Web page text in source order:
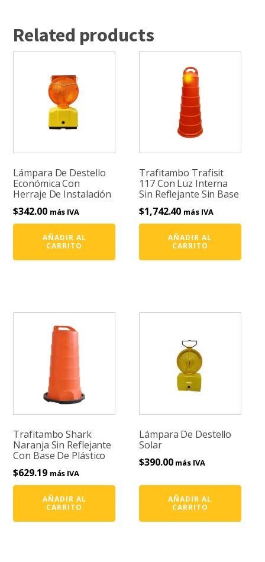
Related products
Lámpara De Destello
Económica Con
Herraje De Instalación
$342.00 más IVA
AÑADIR AL
CARRITO
Trafitambo Trafisit
117 Con Luz Interna
Sin Reflejante Sin Base
$1,742.40 más IVA
AÑADIR AL
CARRITO
Trafitambo Shark
Naranja Sin Reflejante
Con Base De Plástico
$629.19 más IVA
AÑADIR AL
CARRITO
Lámpara De Destello
Solar
$390.00 más IVA
AÑADIR AL
CARRITO